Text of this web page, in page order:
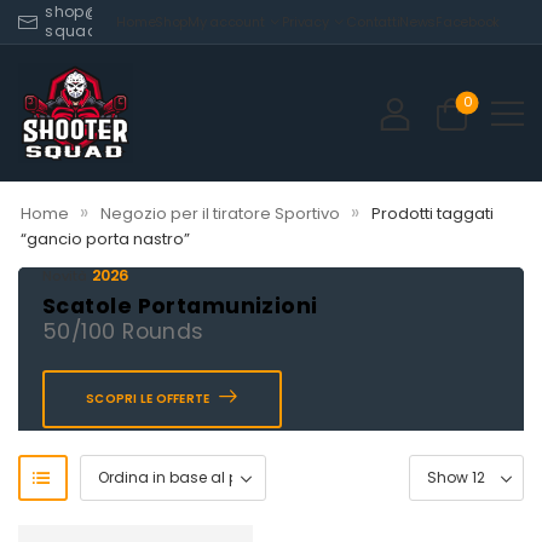
shop@shooter-
squad.com
0
Home » Negozio per il tiratore Sportivo » Prodotti taggati
“gancio porta nastro”
2026
Scatole Portamunizioni
50/100 Rounds
SCOPRI LE OFFERTE